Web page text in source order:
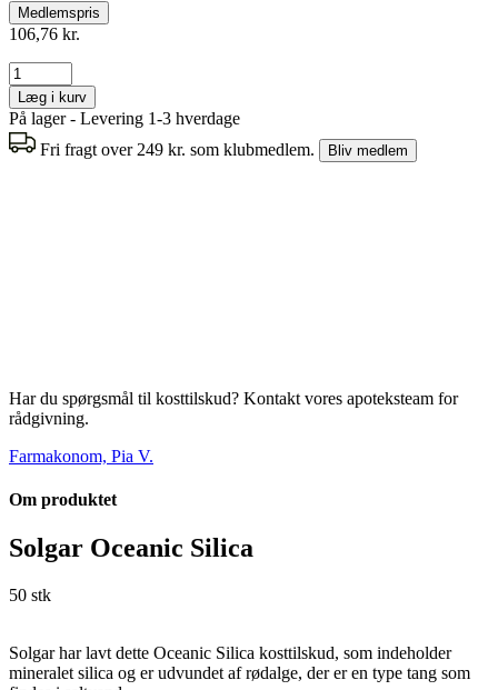
Medlemspris
106,76 kr.
Læg i kurv
På lager - Levering 1-3 hverdage
Fri fragt over 249 kr. som klubmedlem.
Bliv medlem
Har du spørgsmål til kosttilskud? Kontakt vores apoteksteam for
rådgivning.
Farmakonom, Pia V.
Om produktet
Solgar Oceanic Silica
50 stk
Solgar har lavt dette Oceanic Silica kosttilskud, som indeholder
mineralet silica og er udvundet af rødalge, der er en type tang som